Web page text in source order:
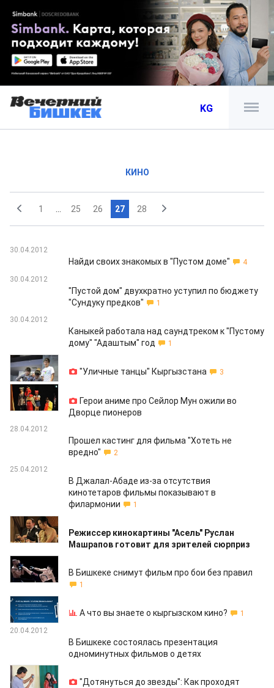
KG
КИНО
1 25 26 27 28
30.04.2012
Найди своих знакомых в "Пустом доме"
4
30.04.2012
"Пустой дом" двухкратно уступил по бюджету
"Сундуку предков"
1
30.04.2012
Каныкей работала над саундтреком к "Пустому
дому" "Адаштым" год
1
30.04.2012
"Уличные танцы" Кыргызстана
3
30.04.2012
Герои аниме про Сейлор Мун ожили во
Дворце пионеров
28.04.2012
Прошел кастинг для фильма "Хотеть не
вредно"
2
25.04.2012
В Джалал-Абаде из-за отсутствия
кинотетаров фильмы показывают в
филармонии
1
25.04.2012
Режиссер кинокартины "Асель" Руслан
Машрапов готовит для зрителей сюрприз
24.04.2012
В Бишкеке снимут фильм про бои без правил
1
23.04.2012
А что вы знаете о кыргызском кино?
1
20.04.2012
В Бишкеке состоялась презентация
одноминутных фильмов о детях
20.04.2012
"Дотянуться до звезды": Как проходят